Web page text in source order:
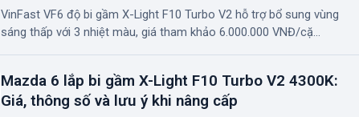
VinFast VF6 độ bi gầm X-Light F10 Turbo V2 hỗ trợ bổ sung vùng
sáng thấp với 3 nhiệt màu, giá tham khảo 6.000.000 VNĐ/cặ...
Mazda 6 lắp bi gầm X-Light F10 Turbo V2 4300K:
Giá, thông số và lưu ý khi nâng cấp